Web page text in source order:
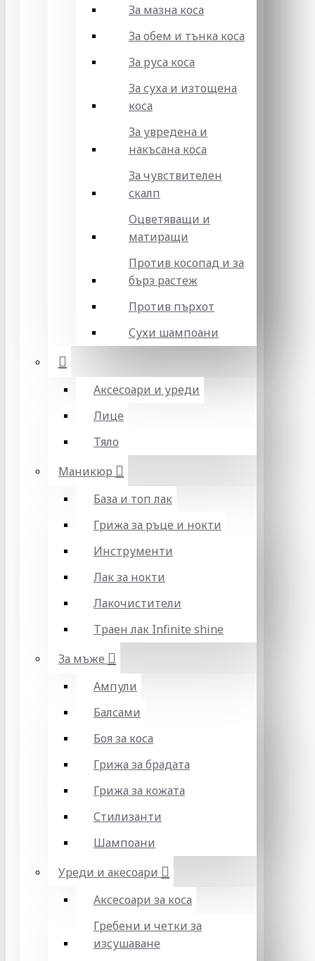
За мазна коса
За обем и тънка коса
За руса коса
За суха и изтощена
коса
За увредена и
накъсана коса
За чувствителен
скалп
Оцветяващи и
матиращи
Против косопад и за
бърз растеж
Против пърхот
Сухи шампоани
Аксесоари и уреди
Лице
Тяло
Маникюр
База и топ лак
Грижа за ръце и нокти
Инструменти
Лак за нокти
Лакочистители
Траен лак Infinite shine
За мъже
Ампули
Балсами
Боя за коса
Грижа за брадата
Грижа за кожата
Стилизанти
Шампоани
Уреди и акесоари
Аксесоари за коса
Гребени и четки за
изсушаване